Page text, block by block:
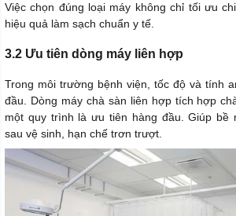
Việc chọn đúng loại máy không chỉ tối ưu
hiệu quả làm sạch chuẩn y tế.
3.2 Ưu tiên dòng máy liên hợp
Trong môi trường bệnh viện, tốc độ và tính
đầu. Dòng máy chà sàn liên hợp tích hợp
một quy trình là ưu tiên hàng đầu. Giúp bề
sau vệ sinh, hạn chế trơn trượt.